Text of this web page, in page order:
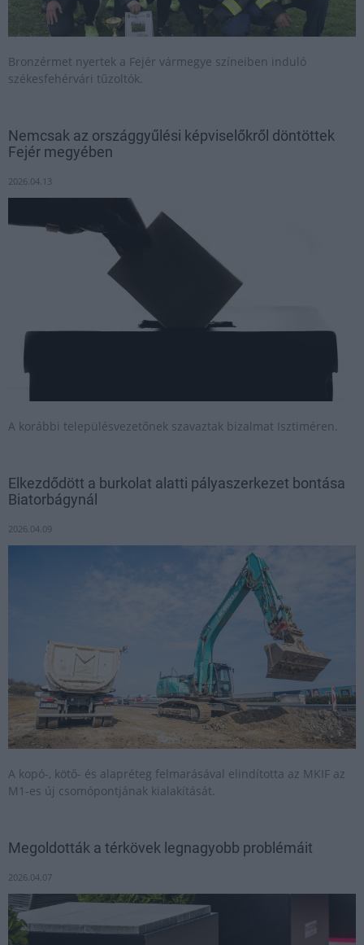
Bronzérmet nyertek a Fejér vármegye színeiben induló
székesfehérvári tűzoltók.
Nemcsak az országgyűlési képviselőkről döntöttek
Fejér megyében
2026.04.13
A korábbi településvezetőnek szavaztak bizalmat Isztiméren.
Elkezdődött a burkolat alatti pályaszerkezet bontása
Biatorbágynál
2026.04.09
A kopó-, kötő- és alapréteg felmarásával elindította az MKIF az
M1-es új csomópontjának kialakítását.
Megoldották a térkövek legnagyobb problémáit
2026.04.07